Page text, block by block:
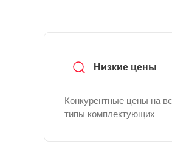
Низкие цены
Конкурентные цены на
типы комплектующих